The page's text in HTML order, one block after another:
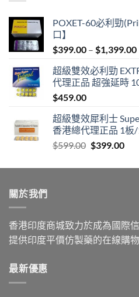
POXET-60必利勁
口】
$399.00 – $1,399.00
超級雙效必利勁
代理正品 超強延時
$459.00
超級雙效犀利士
香港總代理正品 1板
$599.00 Original
was:
$399.00
is:
關於我們
香港印度商城致力於成為國際
提供印度平價仿製藥的在線購
最新優惠